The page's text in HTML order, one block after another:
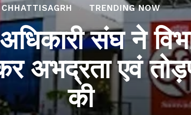
CHHATTISAGRH TRENDING NOW
संघ ने
अभद्रता एवं
की